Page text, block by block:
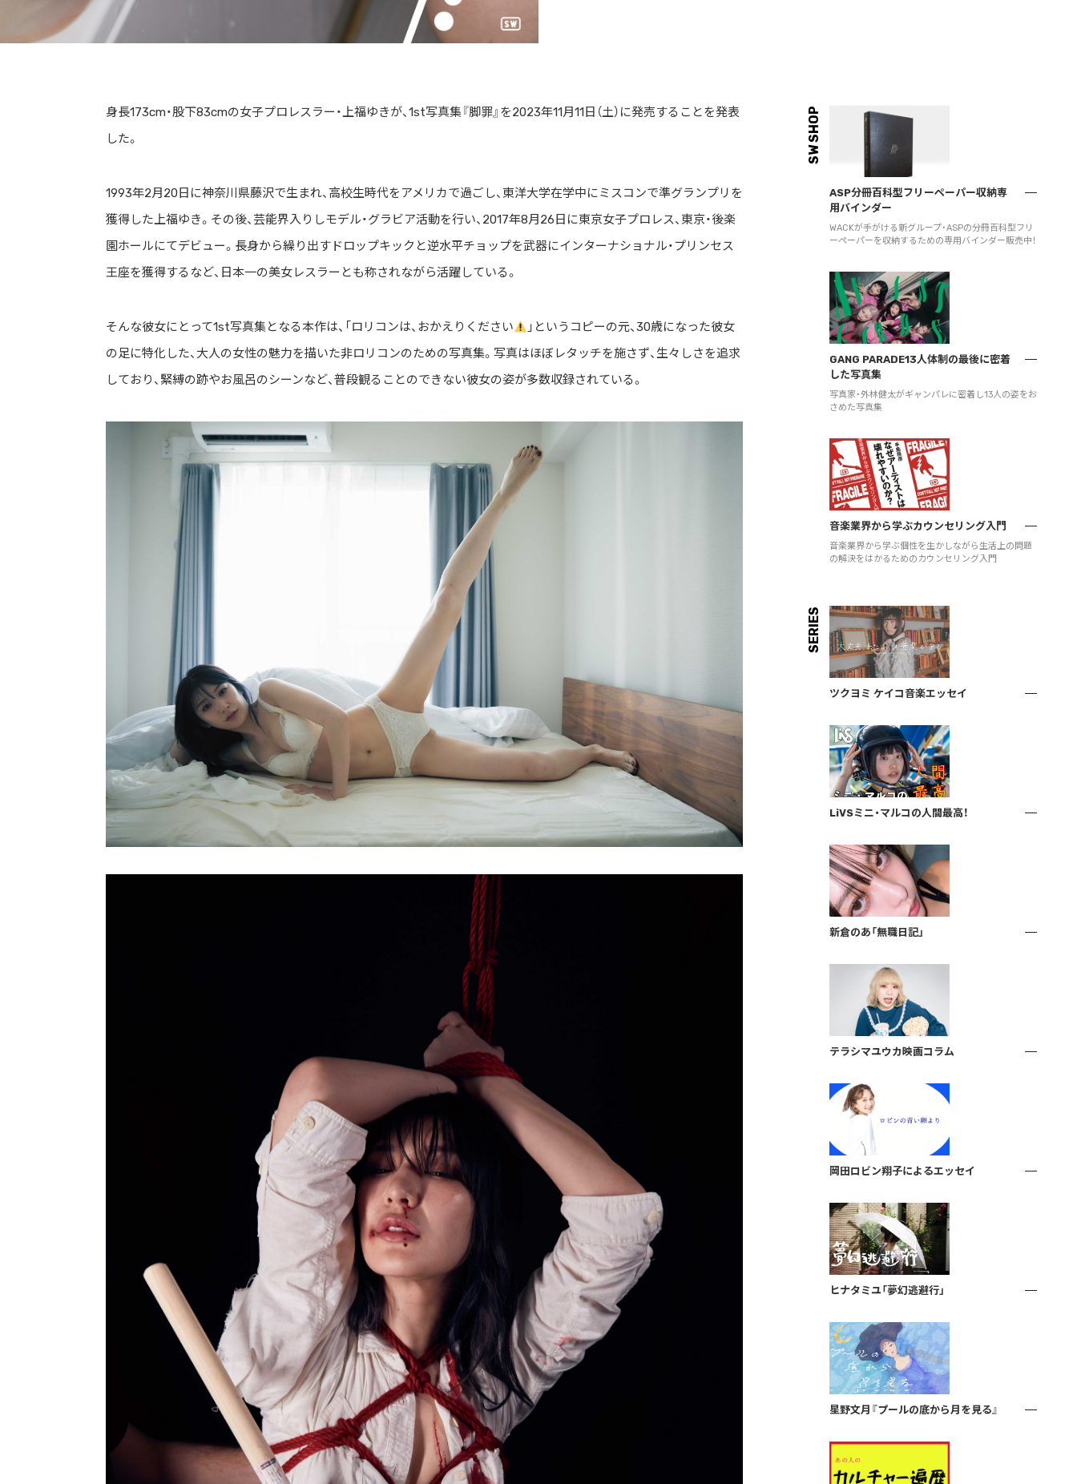
身長173cm・股下83cmの女子プロレスラー・上福ゆきが、1st写真集『脚罪』を2023年11月11日（土）に発売することを発表
した。
1993年2月20日に神奈川県藤沢で生まれ、高校生時代をアメリカで過ごし、東洋大学在学中にミスコンで準グランプリを
獲得した上福ゆき。その後、芸能界入りしモデル・グラビア活動を行い、2017年8月26日に東京女子プロレス、東京・後楽
園ホールにてデビュー。長身から繰り出すドロップキックと逆水平チョップを武器にインターナショナル・プリンセス
王座を獲得するなど、日本一の美女レスラーとも称されながら活躍している。
そんな彼女にとって1st写真集となる本作は、「ロリコンは、おかえりください
」というコピーの元、30歳になった彼女
の足に特化した、大人の女性の魅力を描いた非ロリコンのための写真集。写真はほぼレタッチを施さず、生々しさを追求
しており、緊縛の跡やお風呂のシーンなど、普段観ることのできない彼女の姿が多数収録されている。
SW SHOP
ASP分冊百科型フリーペーパー収納専
用バインダー
WACKが手がける新グループ・ASPの分冊百科型フリ
ーペーパーを収納するための専用バインダー販売中！
GANG PARADE13人体制の最後に密着
した写真集
写真家・外林健太がギャンパレに密着し13人の姿をお
さめた写真集
音楽業界から学ぶカウンセリング入門
音楽業界から学ぶ個性を生かしながら生活上の問題
の解決をはかるためのカウンセリング入門
SERIES
ツクヨミ ケイコ音楽エッセイ
LiVSミニ・マルコの人間最高！
新倉のあ「無職日記」
テラシマユウカ映画コラム
岡田ロビン翔子によるエッセイ
ヒナタミユ「夢幻逃避行」
星野文月『プールの底から月を見る』